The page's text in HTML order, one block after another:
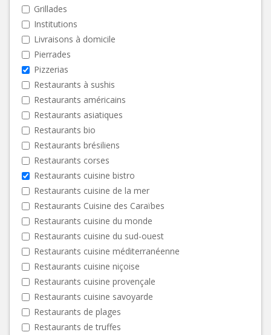
Grillades
Institutions
Livraisons à domicile
Pierrades
Pizzerias
Restaurants à sushis
Restaurants américains
Restaurants asiatiques
Restaurants bio
Restaurants brésiliens
Restaurants corses
Restaurants cuisine bistro
Restaurants cuisine de la mer
Restaurants Cuisine des Caraïbes
Restaurants cuisine du monde
Restaurants cuisine du sud-ouest
Restaurants cuisine méditerranéenne
Restaurants cuisine niçoise
Restaurants cuisine provençale
Restaurants cuisine savoyarde
Restaurants de plages
Restaurants de truffes